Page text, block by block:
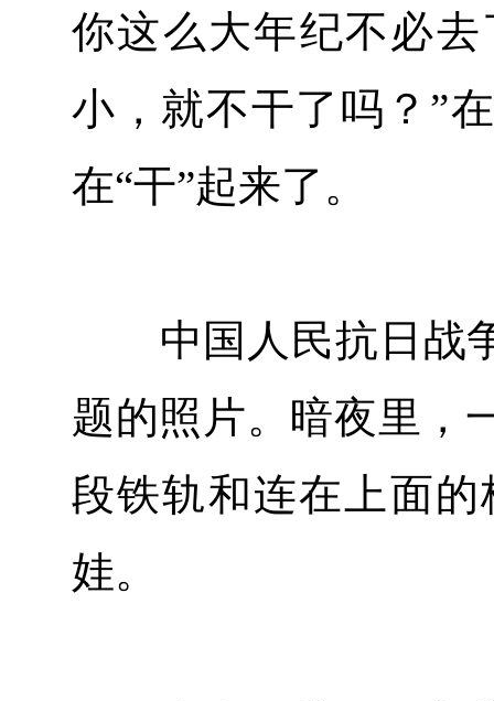
你这么大年纪不必
小，就不干了吗？”
在“干”起来了。
中国人民抗日战争
题的照片。暗夜里，
段铁轨和连在上面
娃。